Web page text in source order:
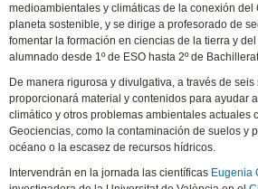
medioambientales y climáticas de la conexión del
planeta sostenible, y se dirige a profesorado de
fomentar la formación en ciencias de la tierra y
alumnado desde 1º de ESO hasta 2º de
De manera rigurosa y divulgativa, a través de
proporcionará material y contenidos para ayudar
climático y otros problemas ambientales actuales
Geociencias, como la contaminación de suelos y
océano o la escasez de recursos hídricos.
Intervendrán en la jornada las científicas Eugenia